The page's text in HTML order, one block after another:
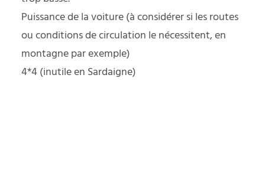
Puissance de la voiture (à considérer si les routes
ou conditions de circulation le nécessitent, en
montagne par exemple)
4*4 (inutile en Sardaigne)